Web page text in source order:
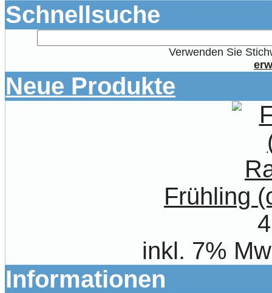
Schnellsuche
Verwenden Sie
Neue Produkte
Frühling
inkl. 7%
Informationen